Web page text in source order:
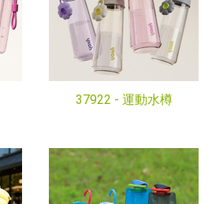
37922 - 運動水樽